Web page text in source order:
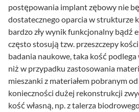
postępowania implant zębowy nie
dostatecznego oparcia w strukturze
bardzo zły wynik funkcjonalny bądź
często stosują tzw. przeszczepy
badania naukowe, taka kość
niż w przypadku zastosowania
mieszanki z materiałem pobranym
konieczności dużej rekonstrukcji
kość własną, np. z talerza